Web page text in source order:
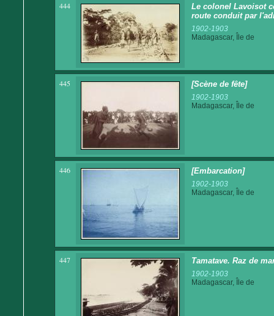
444
Le colonel Lavoisot
route conduit par
1902-1903
Madagascar, Île de
445 [Scène de fête]
1902-1903
Madagascar, Île de
446 [Embarcation]
1902-1903
Madagascar, Île de
447 Tamatave. Raz de
1902-1903
Madagascar, Île de